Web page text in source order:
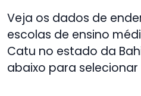
Veja os dados de
escolas de ensino
Catu no estado da
abaixo para